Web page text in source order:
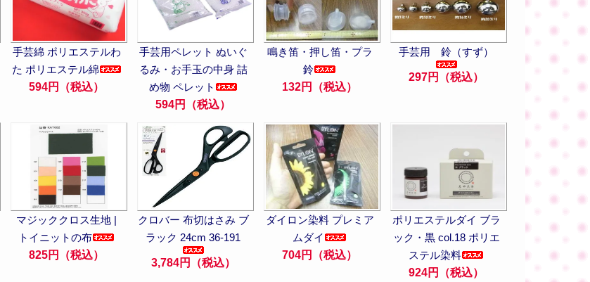
手芸綿 ポリエステルわ
た ポリエステル綿
594円（税込）
手芸用ペレット ぬいぐ
るみ・お手玉の中身 詰
め物 ペレット
594円（税込）
鳴き笛・押し笛・プラ
鈴
132円（税込）
手芸用 鈴（すず）
297円（税込）
マジッククロス生地 |
トイニットの布
825円（税込）
クロバー 布切はさみ ブ
ラック 24cm 36-191
3,784円（税込）
ダイロン染料 プレミア
ムダイ
704円（税込）
ポリエステルダイ ブラ
ック・黒 col.18 ポリエ
ステル染料
924円（税込）